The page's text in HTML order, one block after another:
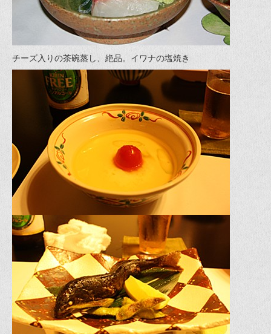
チーズ入りの茶碗蒸し、絶品。イワナの塩焼き